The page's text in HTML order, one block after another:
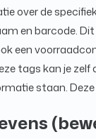
over de
en barcode.
een
tags kan je zelf
staan.